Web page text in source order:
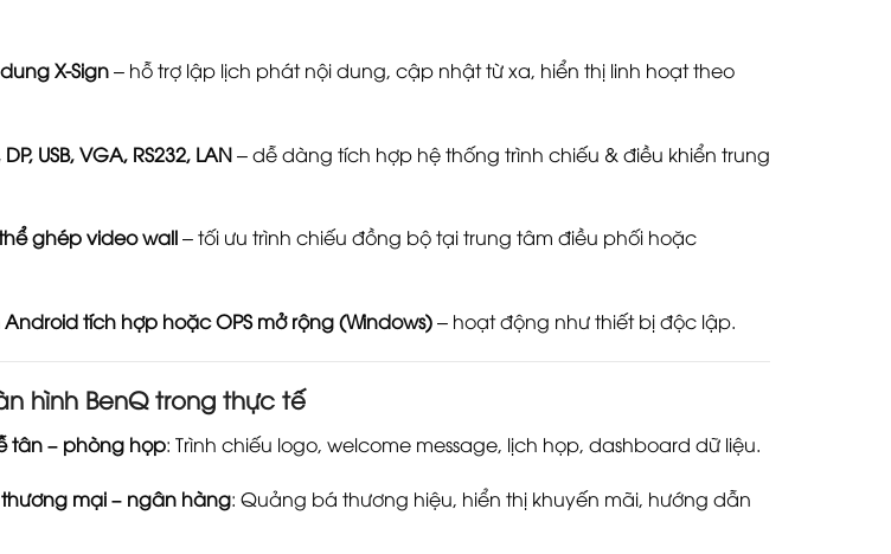
X-Sign– hỗ trợ lập lịch phát nội dung, cập nhật từ xa, hiển thị linh hoạt theo
USB, VGA, RS232, LAN– dễ dàng tích hợp hệ thống trình chiếu & điều khiển trung
ghép video wall– tối ưu trình chiếu đồng bộ tại trung tâm điều phối hoặc
tích hợp hoặc OPS mở rộng (Windows)– hoạt động như thiết bị độc lập.
hình BenQ trong thực tế
tân – phòng họp: Trình chiếu logo, welcome message, lịch họp, dashboard dữ liệu.
mại – ngân hàng: Quảng bá thương hiệu, hiển thị khuyến mãi, hướng dẫn